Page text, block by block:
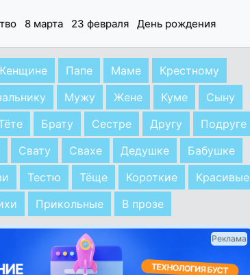
8 марта 23 февраля День рождения
Папе Маме
Крестному
Мужу Жене Куме
Сыну
Брату Сестре Другу
Подруге
Свату Свахе Дедушке
Бабушке
Тестю Тёще Короткие
Красивые
Прикольные В прозе
Реклама